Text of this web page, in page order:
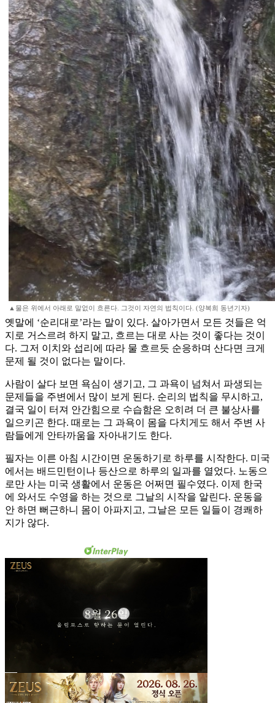
▲물은 위에서 아래로 말없이 흐른다. 그것이 자연의 법칙이다. (양복희 동년기자)
옛말에 ‘순리대로’라는 말이 있다. 살아가면서 모든 것들은 억
지로 거스르려 하지 말고, 흐르는 대로 사는 것이 좋다는 것이
다. 그저 이치와 섭리에 따라 물 흐르듯 순응하며 산다면 크게
문제 될 것이 없다는 말이다.
사람이 살다 보면 욕심이 생기고, 그 과욕이 넘쳐서 파생되는
문제들을 주변에서 많이 보게 된다. 순리의 법칙을 무시하고,
결국 일이 터져 안간힘으로 수습함은 오히려 더 큰 불상사를
일으키곤 한다. 때로는 그 과욕이 몸을 다치게도 해서 주변 사
람들에게 안타까움을 자아내기도 한다.
필자는 이른 아침 시간이면 운동하기로 하루를 시작한다. 미국
에서는 배드민턴이나 등산으로 하루의 일과를 열었다. 노동으
로만 사는 미국 생활에서 운동은 어쩌면 필수였다. 이제 한국
에 와서도 수영을 하는 것으로 그날의 시작을 알린다. 운동을
안 하면 뻐근하니 몸이 아파지고, 그날은 모든 일들이 경쾌하
지가 않다.